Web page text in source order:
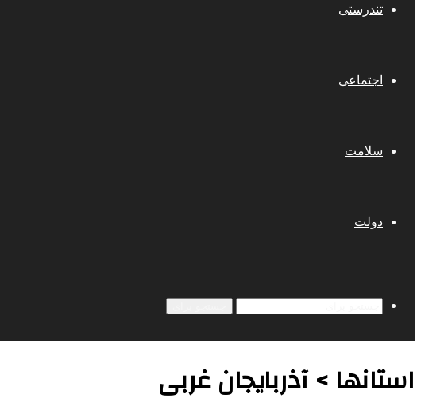
تندرستی
اجتماعی
سلامت
دولت
استانها > آذربایجان غربی